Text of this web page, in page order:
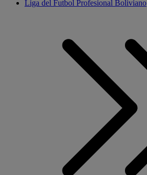
Liga del Futbol Profesional Boliviano